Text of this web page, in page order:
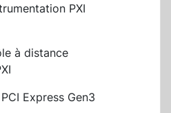
PXI
à distance
Express Gen3